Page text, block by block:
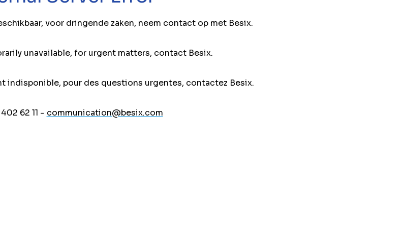
voor dringende zaken, neem contact op met Besix.
unavailable, for urgent matters, contact Besix.
indisponible, pour des questions urgentes, contactez Besix.
62 11 - communication@besix.com